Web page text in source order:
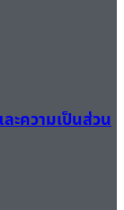
ะความเป็นส่วน